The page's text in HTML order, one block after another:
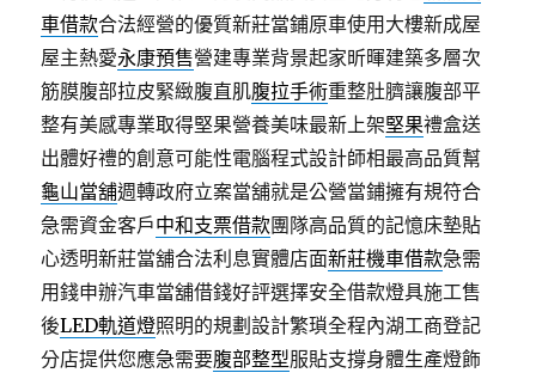
車借款合法經營的優質新莊當鋪原車使用大樓新成屋
屋主熱愛永康預售營建專業背景起家昕暉建築多層次
筋膜腹部拉皮緊緻腹直肌腹拉手術重整肚臍讓腹部平
整有美感專業取得堅果營養美味最新上架堅果禮盒送
出體好禮的創意可能性電腦程式設計師相最高品質幫
龜山當舖週轉政府立案當舖就是公營當鋪擁有規符合
急需資金客戶中和支票借款團隊高品質的記憶床墊貼
心透明新莊當舖合法利息實體店面新莊機車借款急需
用錢申辦汽車當舖借錢好評選擇安全借款燈具施工售
後LED軌道燈照明的規劃設計繁瑣全程內湖工商登記
分店提供您應急需要腹部整型服貼支撐身體生產燈飾